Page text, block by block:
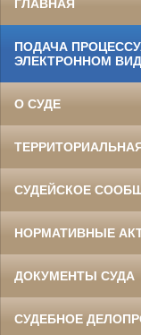
ГЛАВНАЯ
ПОДАЧА
ЭЛЕКТРОННОМ
О СУДЕ
СУДЕЙСКОЕ
НОРМАТИВНЫЕ
ДОКУМЕНТЫ СУДА
СУДЕБНОЕ